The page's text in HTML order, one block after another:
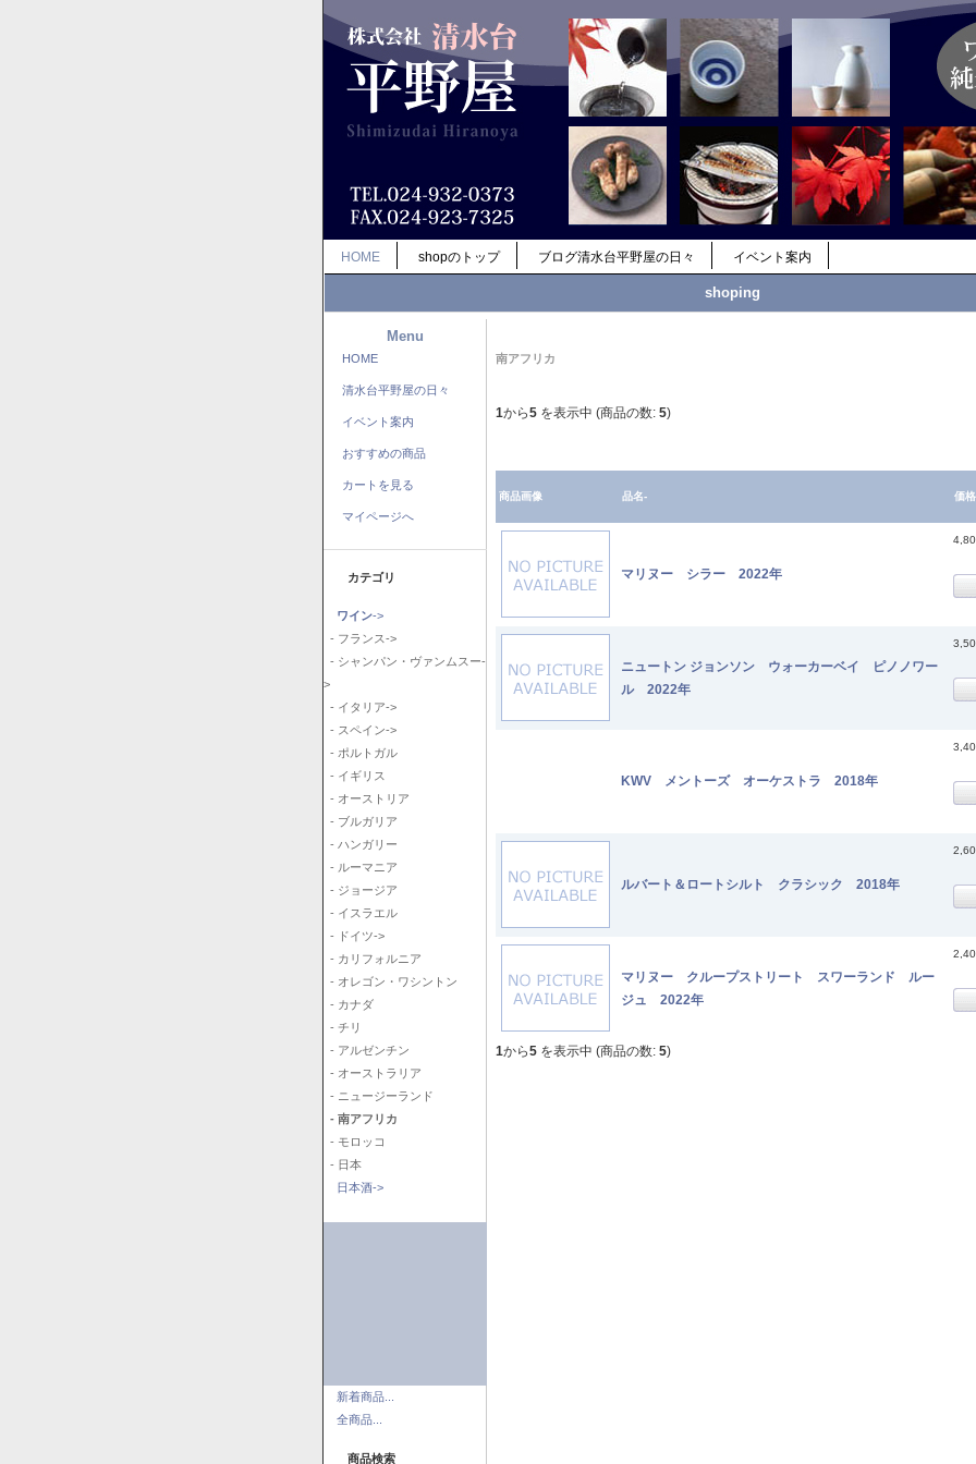
HOME shopのトップ ブログ清水台平野屋の日々 イベント案内
shoping
Menu
HOME
清水台平野屋の日々
イベント案内
おすすめの商品
カートを見る
マイページへ
カテゴリ
ワイン->
- フランス->
- シャンパン・ヴァンムスー-
>
- イタリア->
- スペイン->
- ポルトガル
- イギリス
- オーストリア
- ブルガリア
- ハンガリー
- ルーマニア
- ジョージア
- イスラエル
- ドイツ->
- カリフォルニア
- オレゴン・ワシントン
- カナダ
- チリ
- アルゼンチン
- オーストラリア
- ニュージーランド
- 南アフリカ
- モロッコ
- 日本
日本酒->
新着商品...
全商品...
商品検索
南アフリカ
1から5 を表示中 (商品の数: 5)
商品画像 品名- 価格
マリヌー シラー 2022年
ニュートン ジョンソン ウォーカーベイ ピノノワー
ル 2022年
KWV メントーズ オーケストラ 2018年
ルバート＆ロートシルト クラシック 2018年
マリヌー クループストリート スワーランド ルー
ジュ 2022年
1から5 を表示中 (商品の数: 5)